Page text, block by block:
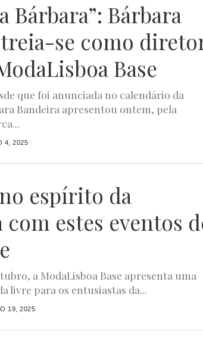
Bárbara”: Bárbara
se como
Base
que foi anunciada no calendário da
Bandeira apresentou ontem, pela
4, 2025
espírito da
com estes eventos
a ModaLisboa Base apresenta uma
livre para os entusiastas da...
19, 2025